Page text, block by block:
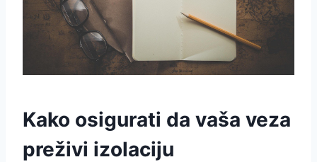
Kako osigurati da vaša veza
preživi izolaciju